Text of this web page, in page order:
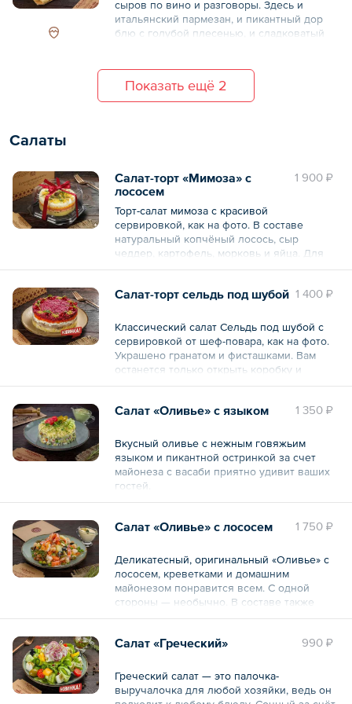
Общий вес – 400 г
сыров по вино и разговоры. Здесь и
итальянский пармезан, и пикантный дор
блю с голубой плесенью, и сладковатый
Для освежения вкуса — виноград, физалис
и мята. А также орехи: кешью, фундук,
Показать ещё 2
Салаты
1 900 ₽
Салат-торт «Мимоза» с
лососем
Торт-салат мимоза с красивой
сервировкой, как на фото. В составе
натуральный копчёный лосось, сыр
чеддер, картофель, морковь и яйца. Для
пикантности вкуса добавлены каперсы и
и икры тобико. Готово к подаче на стол.
— 4 порции по 150 г.
Общий вес – 560 г
1 400 ₽
Салат-торт сельдь под шубой
Классический салат Сельдь под шубой с
сервировкой от шеф-повара, как на фото.
Украшено гранатом и фисташками. Вам
останется только открыть коробку и
поставить торт-салат на праздничный стол.
Общий вес – 750 г 1 350 ₽
Салат «Оливье» с языком
Вкусный оливье с нежным говяжьим
языком и пикантной остринкой за счет
майонеза с васаби приятно удивит ваших
гостей.
охлаждённое. Подаётся в крафтовых
салат с соусом, переложите в красивую
тарелку и подайте на стол.
*Детали украшения могут незначительно
1 750 ₽
Салат «Оливье» с лососем
Деликатесный, оригинальный «Оливье» с
лососем, креветками и домашним
майонезом понравится всем. С одной
стороны — необычно. В составе также
присутствуют оливки и каперсы. С другой
зеленый горошек, яйца в наличии. Всё
3 порции по 150 г.
990 ₽
Салат «Греческий»
Греческий салат — это палочка-
выручалочка для любой хозяйки, ведь он